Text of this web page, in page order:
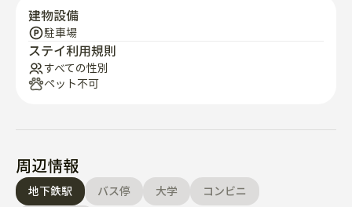
鑑賞も楽しめます。
- 団地の周辺に2000世帯のアパート団地があり、コンビ
ニや生活便宜施設が充実していて、水曜日ごとに団地で
アパート市場が開かれます。
- 道の向こうに天安市北部のスポーツセンターがあり、
ァンスンデの味をお楽しみいただくことをお勧めしま
す。
- 近隣の産業団地に出張に来られた方、引越し準備およ
建物設備
駐車場
ステイ利用規則
すべての性別
ペット不可
周辺情報
地下鉄駅 バス停 大学
コンビニ